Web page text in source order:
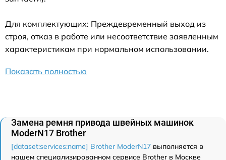
Для комплектующих: Преждевременный выход из
строя, отказ в работе или несоответствие заявленным
характеристикам при нормальном использовании.
Показать полностью
Замена ремня привода швейных машинок
ModerN17 Brother
[dataset:services:name] Brother ModerN17 выполняется в
нашем специализированном сервисе Brother в Москве